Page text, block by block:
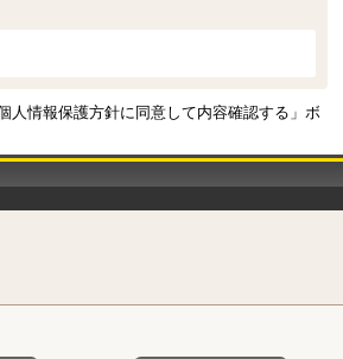
人情報保護方針に同意して内容確認する」ボ